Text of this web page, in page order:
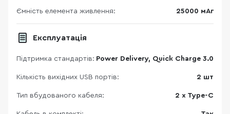
Ємність елемента живлення: 25000 мАг
Експлуатація
Підтримка стандартів: Power Delivery, Quick Charge 3.0
Кількість вихідних USB портів: 2 шт
Тип вбудованого кабеля: 2 x Type-C